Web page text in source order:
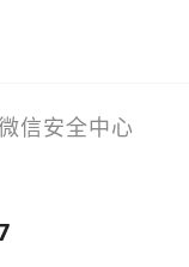
信安全中心